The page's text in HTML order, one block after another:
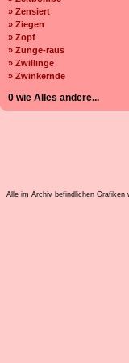
» Zensiert
» Ziegen
» Zopf
» Zunge-raus
» Zwillinge
» Zwinkernde
0 wie Alles andere...
Alle im Archiv befindlichen